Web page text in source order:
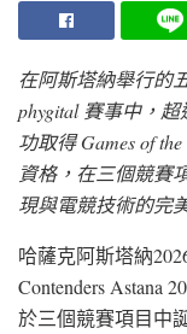
在阿斯塔納舉行的
phygital 賽事中，
功取得 Games of
資格，在三個競賽
現與電競技術的完
哈薩克阿斯塔納
Contenders Astana
於三個競賽項目中